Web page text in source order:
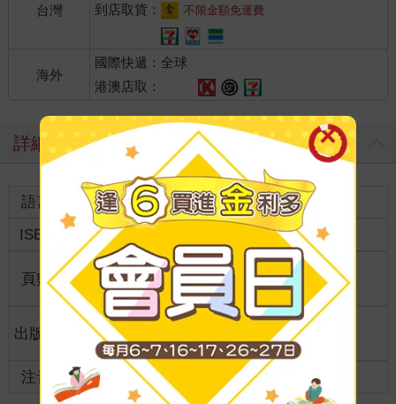
台灣
到店取貨：
不限金額免運費
海外
國際快遞：全球
港澳店取：
詳細資料
語言 中文繁體 裝訂
紙本平裝
ISBN
9789866965876 普通級
頁數 128
商品規
格
25開15*21cm
出版地 台灣
適讀年
齡
全齡適讀
注音 級別